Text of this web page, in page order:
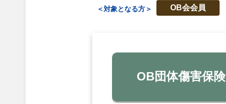
＜対象となる方＞ OB会会員
OB団体傷害保険